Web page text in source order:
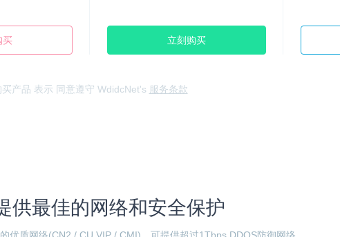
买 立刻购买
买产品 表示 同意遵守 WdidcNet's 服务条款
供最佳的网络和安全保护